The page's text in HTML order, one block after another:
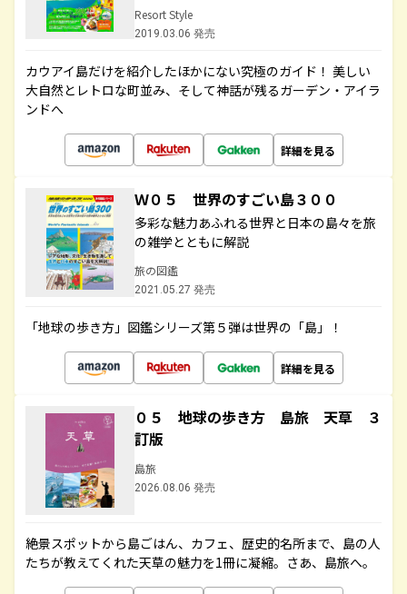
Resort Style
2019.03.06 発売
カウアイ島だけを紹介したほかにない究極のガイド！ 美しい
大自然とレトロな町並み、そして神話が残るガーデン・アイラ
ンドへ
詳細を見る
Ｗ０５ 世界のすごい島３００
多彩な魅力あふれる世界と日本の島々を旅
の雑学とともに解説
旅の図鑑
2021.05.27 発売
「地球の歩き方」図鑑シリーズ第５弾は世界の「島」！
詳細を見る
０５ 地球の歩き方 島旅 天草 ３
訂版
島旅
2026.08.06 発売
絶景スポットから島ごはん、カフェ、歴史的名所まで、島の人
たちが教えてくれた天草の魅力を1冊に凝縮。さあ、島旅へ。